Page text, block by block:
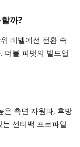
까?
레벨에선 전환 속
더블 피벗의 빌드업
은 측면 자원과, 후방
센터백 프로파일